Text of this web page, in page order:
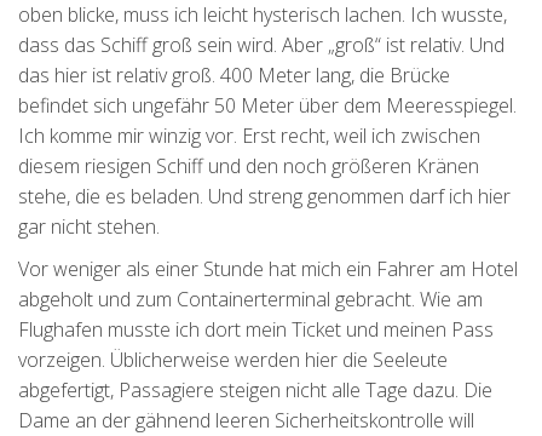
oben blicke, muss ich leicht hysterisch lachen. Ich wusste,
dass das Schiff groß sein wird. Aber „groß“ ist relativ. Und
das hier ist relativ groß. 400 Meter lang, die Brücke
befindet sich ungefähr 50 Meter über dem Meeresspiegel.
Ich komme mir winzig vor. Erst recht, weil ich zwischen
diesem riesigen Schiff und den noch größeren Kränen
stehe, die es beladen. Und streng genommen darf ich hier
gar nicht stehen.
Vor weniger als einer Stunde hat mich ein Fahrer am Hotel
abgeholt und zum Containerterminal gebracht. Wie am
Flughafen musste ich dort mein Ticket und meinen Pass
vorzeigen. Üblicherweise werden hier die Seeleute
abgefertigt, Passagiere steigen nicht alle Tage dazu. Die
Dame an der gähnend leeren Sicherheitskontrolle will